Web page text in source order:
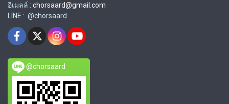
อีเมลล์ : chorsaard@gmail.com
LINE : @chorsaard
@chorsaard